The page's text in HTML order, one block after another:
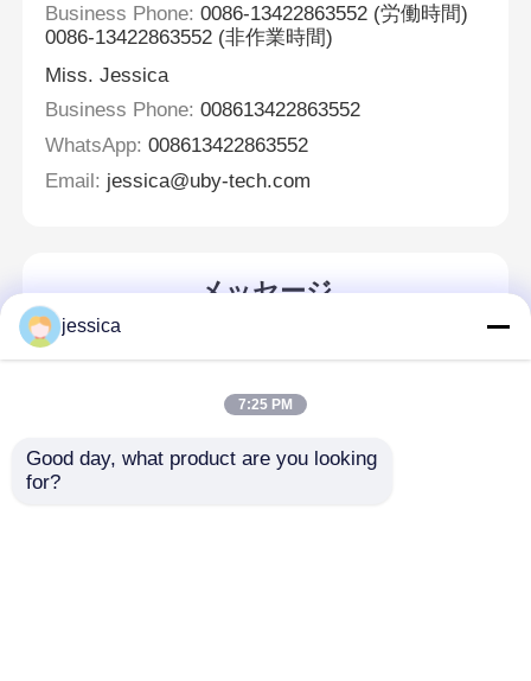
Business Phone: 0086-13422863552 (労働時間)
0086-13422863552 (非作業時間)
Miss. Jessica
Business Phone: 008613422863552
WhatsApp: 008613422863552
Email: jessica@uby-tech.com
メッセージ
jessica
7:25 PM
Good day, what product are you looking
for?